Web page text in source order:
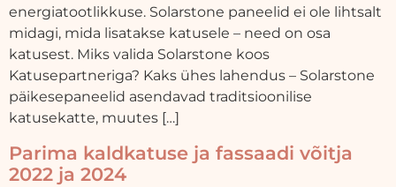
energiatootlikkuse. Solarstone paneelid ei ole lihtsalt
midagi, mida lisatakse katusele – need on osa
katusest. Miks valida Solarstone koos
Katusepartneriga? Kaks ühes lahendus – Solarstone
päikesepaneelid asendavad traditsioonilise
katusekatte, muutes […]
Parima kaldkatuse ja fassaadi võitja
2022 ja 2024